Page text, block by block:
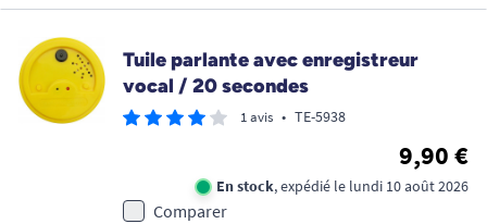
Tuile parlante avec enregistreur
vocal / 20 secondes
1 avis • TE-5938
9,90 €
En stock, expédié le lundi 10 août 2026
Comparer